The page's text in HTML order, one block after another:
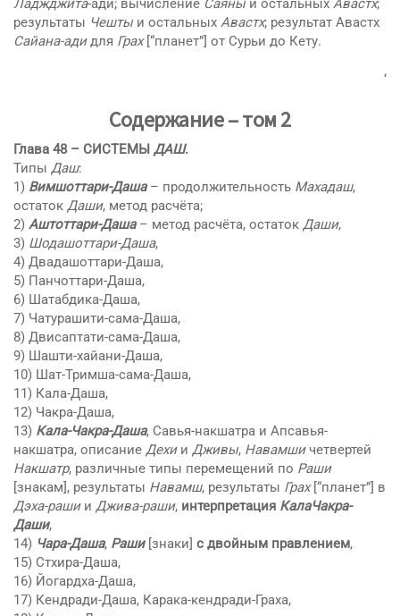
Ладжджита-ади; вычисление Сaяныи остальных Авастх;
результаты Чештыи остальных Авастх; результат Авастх
Сaйана-адидля Грах[“планет”] от Сyрьи до Кету.
‘
Содержание – том 2
Глава 48 – СИСТЕМЫ ДАШ.
Типы Даш:
1) Вимшоттари-Дашa– продолжительность Махадаш,
остаток Даши, метод расчёта;
2) Аштоттари-Дашa– метод расчёта, остаток Даши,
3) Шодашоттари-Дашa,
4) Двадашоттари-Дашa,
5) Панчоттари-Дашa,
6) Шатабдика-Дашa,
7) Чатурaшити-сама-Дашa,
8) Двисаптати-сама-Дашa,
9) Шашти-хайани-Дашa,
10) Шат-Тримша-сама-Дашa,
11) Кaла-Дашa,
12) Чакра-Дашa,
13) Кaла-Чакра-Дашa, Савья-накшатра и Апсавья-
накшатра, описание Дехии Дживы, Навамшичетвертей
Накшатр, различные типы перемещений по Раши
[знакам], результаты Навамш, результаты Грах[“планет”] в
Дэха-рaшии Джива-рaши, интерпретация КaлаЧакра-
Даши,
14) Чара-Дашa, Раши[знаки] с двойным правлением,
15) Стхира-Дашa,
16) Йoгардха-Дашa,
17) Кендради-Дашa, Карака-кендради-Граха,